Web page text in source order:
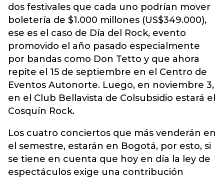
dos festivales que cada uno podrían mover
boletería de $1.000 millones (US$349.000),
ese es el caso de Día del Rock, evento
promovido el año pasado especialmente
por bandas como Don Tetto y que ahora
repite el 15 de septiembre en el Centro de
Eventos Autonorte. Luego, en noviembre 3,
en el Club Bellavista de Colsubsidio estará el
Cosquín Rock.
Los cuatro conciertos que más venderán en
el semestre, estarán en Bogotá, por esto, si
se tiene en cuenta que hoy en día la ley de
espectáculos exige una contribución